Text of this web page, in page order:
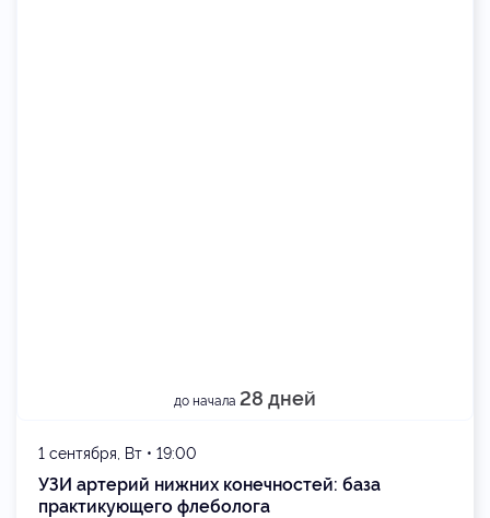
до начала 28 дней
1 сентября, Вт • 19:00
УЗИ артерий нижних конечностей: база
практикующего флеболога